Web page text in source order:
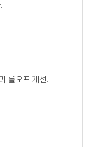
롤오프 개선.